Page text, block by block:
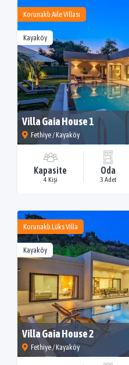
Korunaklı Aile Villası
Kayaköy
Villa Gaia House 1
Fethiye / Kayaköy
Kapasite
4 Kişi
Oda
3 Adet
Korunaklı Lüks Villa
Kayaköy
Villa Gaia House 2
Fethiye / Kayaköy